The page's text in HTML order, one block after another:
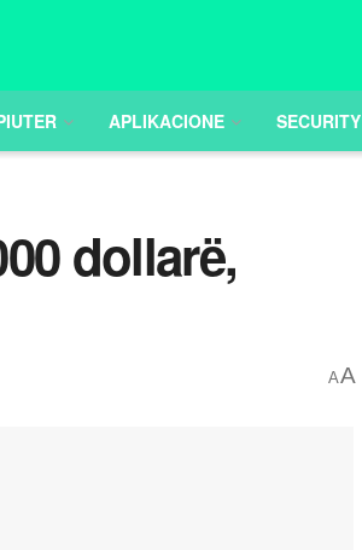
APLIKACIONE SECURITY
dollarë,
AA